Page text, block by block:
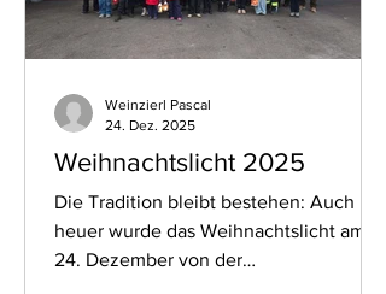
anderem: normales Gehen
Weihnachtslicht 2025
Die Tradition bleibt bestehen: Auch
heuer wurde das Weihnachtslicht am
24. Dezember von der
Weinzierl Pascal
24. Dez. 2025